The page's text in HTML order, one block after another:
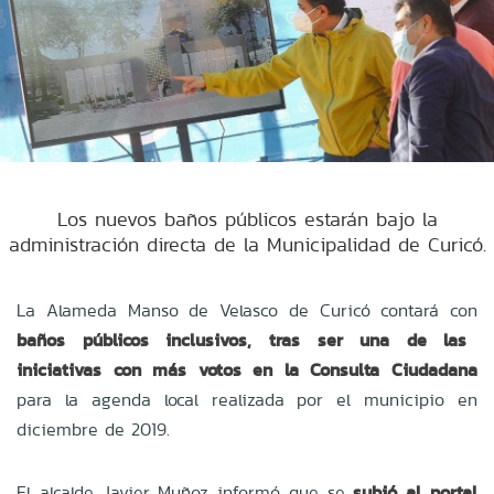
Los nuevos baños públicos estarán bajo la
administración directa de la Municipalidad de Curicó.
La Alameda Manso de Velasco de Curicó contará con
baños públicos inclusivos, tras ser una de las
iniciativas con más votos en laConsulta Ciudadana
para la agenda local realizada por el municipio en
diciembre de 2019.